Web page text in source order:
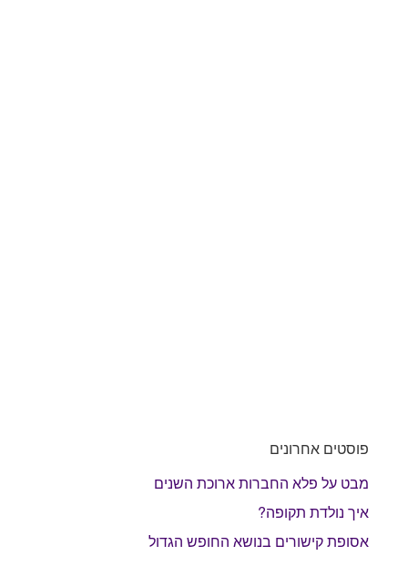
פוסטים אחרונים
מבט על פלא החברות ארוכת השנים
איך נולדת תקופה?
אסופת קישורים בנושא החופש הגדול